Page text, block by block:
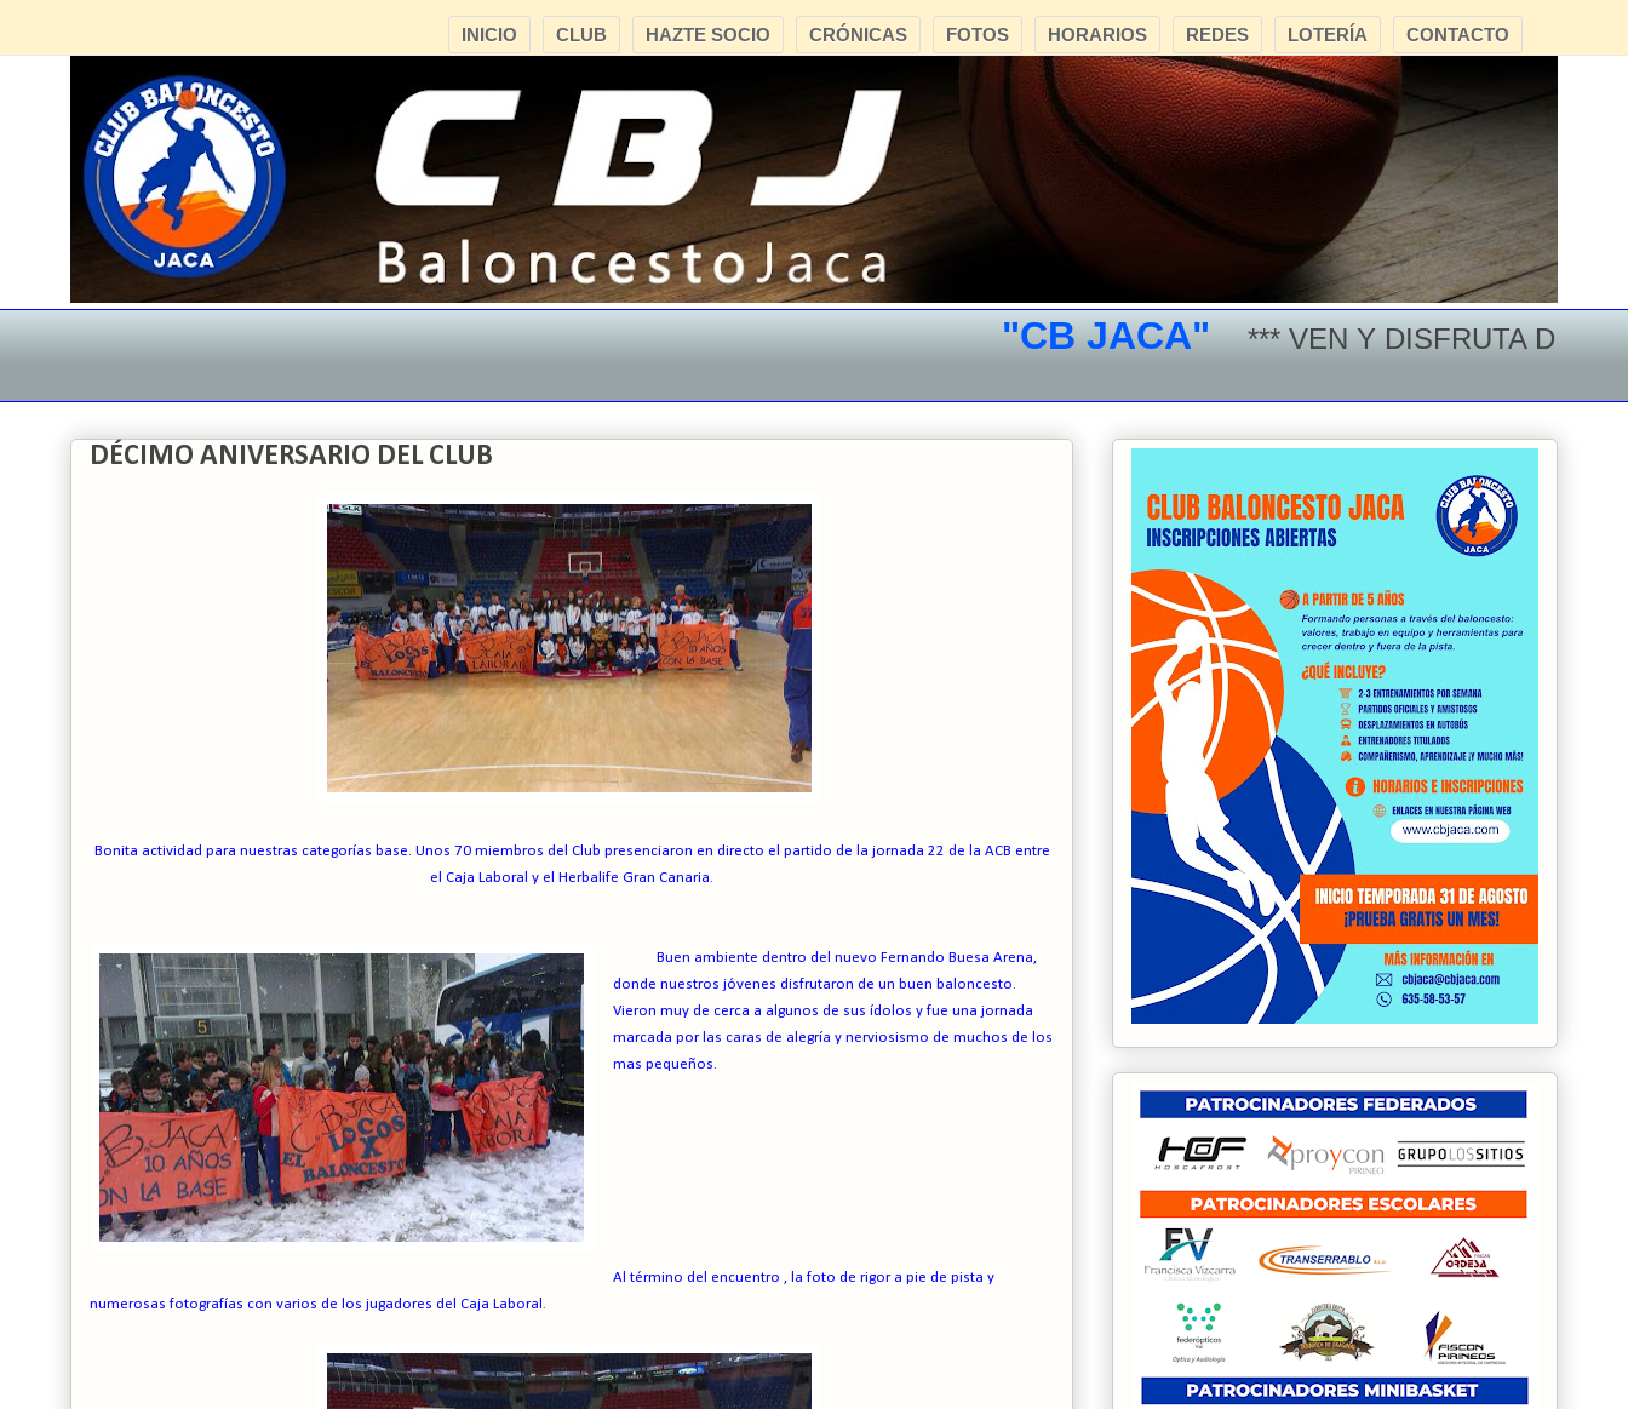
CONTACTO
LOTERÍA
REDES
HORARIOS
FOTOS
CRÓNICAS
HAZTE SOCIO
CLUB
INICIO
"CB JACA" *** VEN Y DISFRUTA DEL
DÉCIMO ANIVERSARIO DEL CLUB
Bonita actividad para nuestras categorías base. Unos 70 miembros del Club presenciaron en directo el partido de la jornada 22 de la ACB entre
el Caja Laboral y el Herbalife Gran Canaria.
Buen ambiente dentro del nuevo Fernando Buesa Arena,
donde nuestros jóvenes disfrutaron de un buen baloncesto.
Vieron muy de cerca a algunos de sus ídolos y fue una jornada
marcada por las caras de alegría y nerviosismo de muchos de los
mas pequeños.
Al término del encuentro , la foto de rigor a pie de pista y
numerosas fotografías con varios de los jugadores del Caja Laboral.